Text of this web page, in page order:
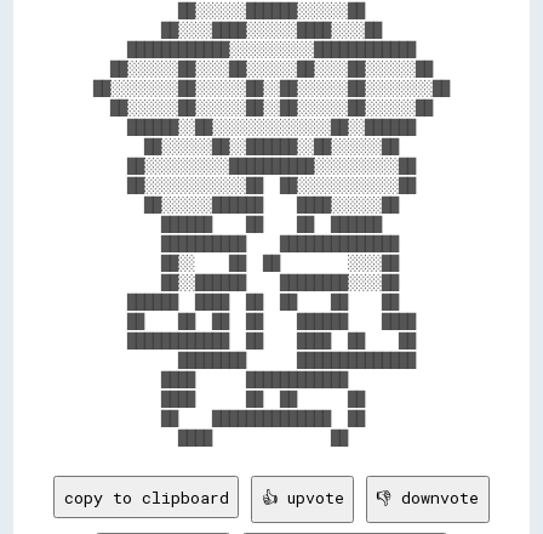
          ██░░░░░░██████░░░░░░██
        ██░░░░████░░░░░░████░░░░██
    ████████████░░░░░░░░░░████████████
  ██░░░░░░██░░░░██░░░░░░██░░░░██░░░░░░██
██░░░░░░░░██░░░░░░██░░██░░░░░░██░░░░░░░░██
  ██░░░░░░██░░░░░░██░░██░░░░░░██░░░░░░██
    ██████░░██░░░░░░░░░░░░░░██░░██████
      ██░░░░░░██░░██████░░██░░░░░░██
    ██░░░░░░░░░░██████████░░░░░░░░░░██
    ██░░░░░░░░░░░░██  ██░░░░░░░░░░░░██
      ██░░░░░░██████    ████░░░░░░██
        ██░░    ██  ██        ░░░░██
        ██░░██████    ████████░░░░██
copy to clipboard 👍 upvote 👎 downvote